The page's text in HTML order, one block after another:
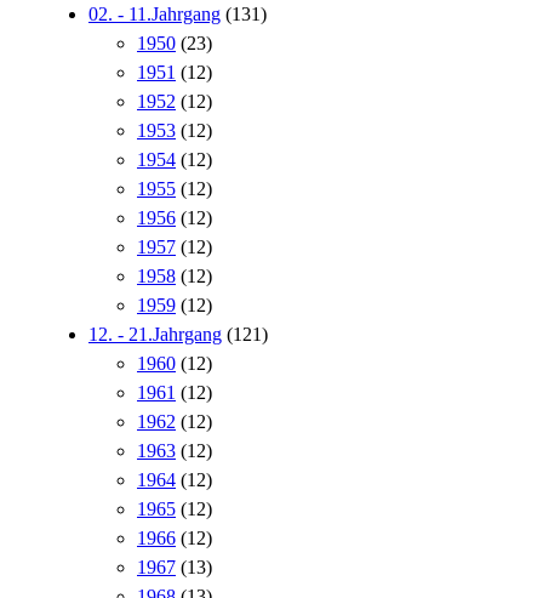
02. - 11.Jahrgang (131)
1950 (23)
1951 (12)
1952 (12)
1953 (12)
1954 (12)
1955 (12)
1956 (12)
1957 (12)
1958 (12)
1959 (12)
12. - 21.Jahrgang (121)
1960 (12)
1961 (12)
1962 (12)
1963 (12)
1964 (12)
1965 (12)
1966 (12)
1967 (13)